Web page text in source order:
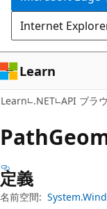
に
ス
キ
ッ
プ
シ
ョ
ン
に
ス
キ
ッ
プ
Internet
Learn
Learn .NET API ブラ
Path
定義
名前空間: